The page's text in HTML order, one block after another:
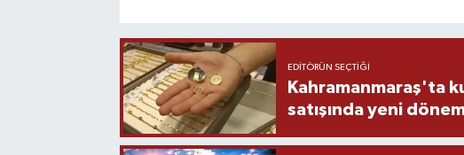
EDITÖRÜN SEÇTIĞI
Kahramanmaraş'ta
satışında yeni